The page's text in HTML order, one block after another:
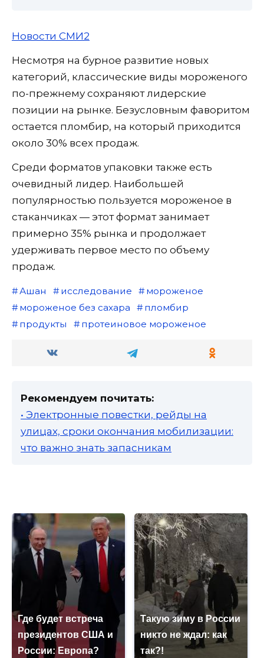
Новости СМИ2
Несмотря на бурное развитие новых
категорий, классические виды мороженого
по-прежнему сохраняют лидерские
позиции на рынке. Безусловным фаворитом
остается пломбир, на который приходится
около 30% всех продаж.
Среди форматов упаковки также есть
очевидный лидер. Наибольшей
популярностью пользуется мороженое в
стаканчиках — этот формат занимает
примерно 35% рынка и продолжает
удерживать первое место по объему
продаж.
Ашан исследование
мороженое
мороженое без сахара
пломбир
продукты
протеиновое мороженое
Рекомендуем почитать:
• Электронные повестки, рейды на
улицах, сроки окончания мобилизации:
что важно знать запасникам
Где будет встреча
президентов США и
России: Европа?
Такую зиму в России
никто не ждал: как
так?!